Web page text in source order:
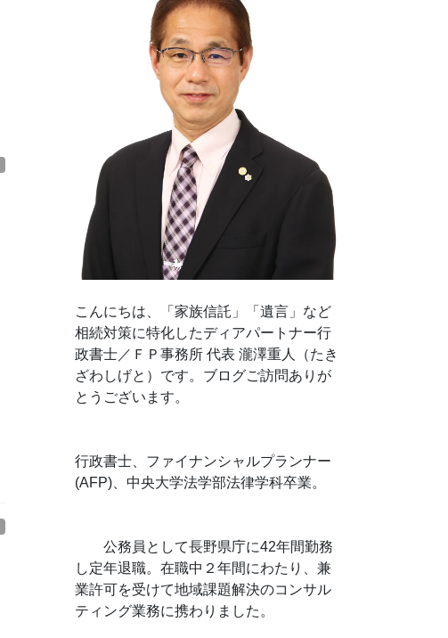
こんにちは、「家族信託」「遺言」など
相続対策に特化したディアパートナー行
政書士／ＦＰ事務所 代表 瀧澤重人（たき
ざわしげと）です。ブログご訪問ありが
とうございます。
行政書士、ファイナンシャルプランナー
(AFP)、中央大学法学部法律学科卒業。
公務員として長野県庁に42年間勤務
し定年退職。在職中２年間にわたり、兼
業許可を受けて地域課題解決のコンサル
ティング業務に携わりました。